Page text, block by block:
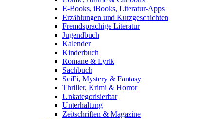
E-Books, iBooks, Literatur-Apps
Erzählungen und Kurzgeschichten
Fremdsprachige Literatur
Jugendbuch
Kalender
Kinderbuch
Romane & Lyrik
Sachbuch
SciFi, Mystery & Fantasy
Thriller, Krimi & Horror
Unkategorisierbar
Unterhaltung
Zeitschriften & Magazine